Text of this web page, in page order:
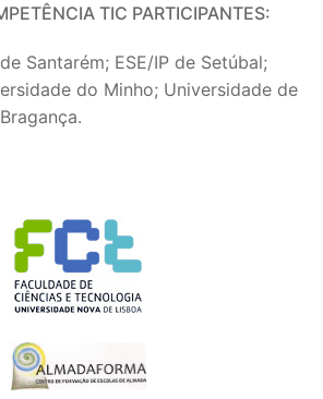
TIC PARTICIPANTES:
Santarém; ESE/IP de Setúbal;
do Minho; Universidade de